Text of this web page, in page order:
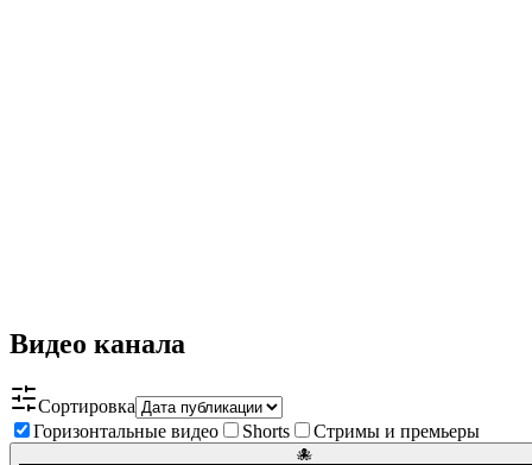
Видео канала
Сортировка
Горизонтальные видео
Shorts Стримы и премьеры
🐙